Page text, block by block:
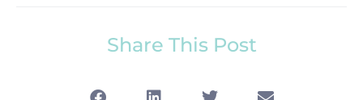
Share This Post